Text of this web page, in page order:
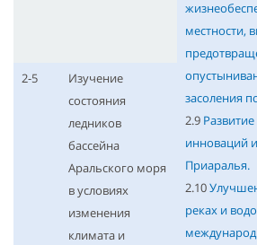
местности,
засоления
2.9
инноваций
Приаралья.
2.10
реках и
2-5
Изучение
состояния
ледников
бассейна
Аральского моря
в условиях
изменения
климата и